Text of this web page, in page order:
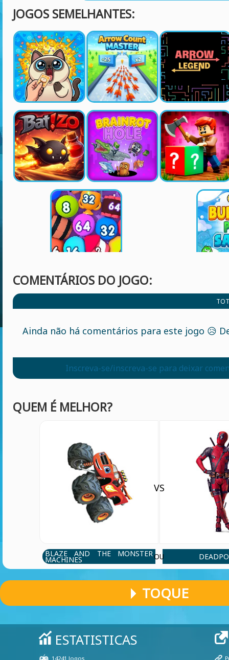
JOGOS SEMELHANTES:
COMENTÁRIOS DO JOGO:
Ainda não há comentários para este jogo 😥
Inscreva-se/inscreva-se para deixar
QUEM É MELHOR?
BLAZE AND THE MONSTER
MACHINES
VS
OU
TOQUE